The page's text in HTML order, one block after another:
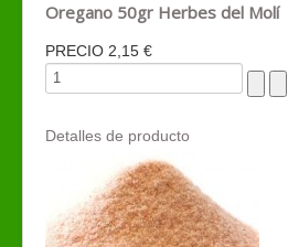
Oregano 50gr Herbes del Molí
PRECIO 2,15 €
Detalles de producto